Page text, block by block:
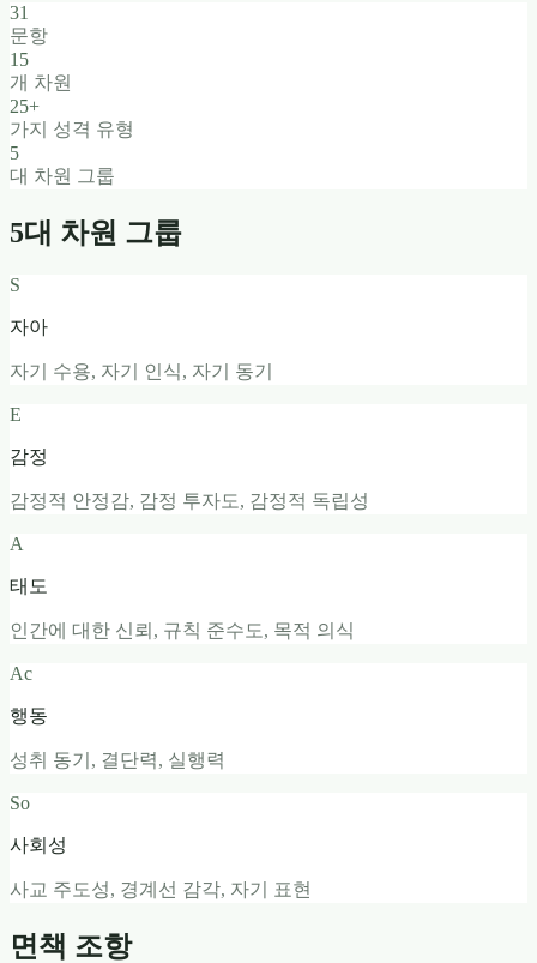
31
문항
15
개 차원
25+
가지 성격 유형
5
대 차원 그룹
5대 차원 그룹
S
자아
자기 수용, 자기 인식, 자기 동기
E
감정
감정적 안정감, 감정 투자도, 감정적 독립성
A
태도
인간에 대한 신뢰, 규칙 준수도, 목적 의식
Ac
행동
성취 동기, 결단력, 실행력
So
사회성
사교 주도성, 경계선 감각, 자기 표현
면책 조항